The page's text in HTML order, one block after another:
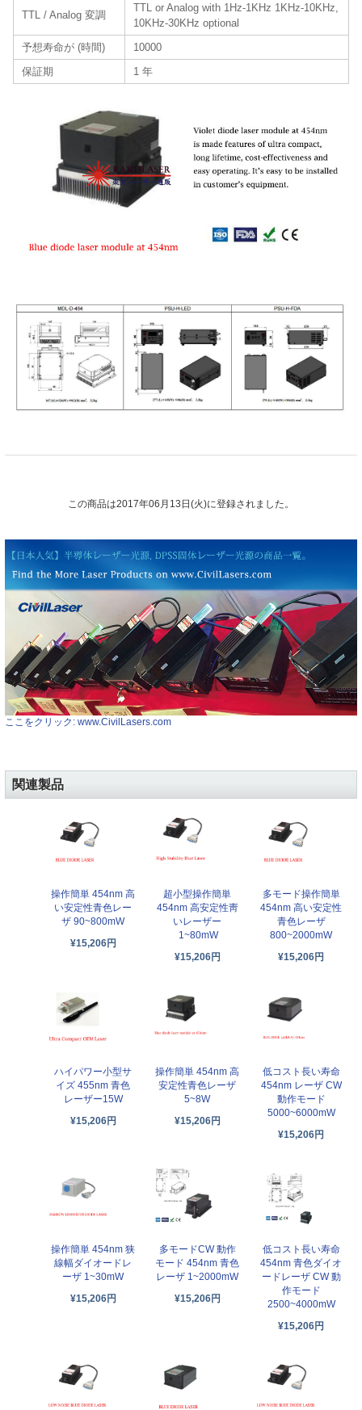
TTL / Analog 変調
TTL or Analog with 1Hz-1KHz 1KHz-10KHz,
10KHz-30KHz optional
予想寿命が (時間)
10000
保証期
1 年
この商品は2017年06月13日(火)に登録されました。
ここをクリック: www.CivilLasers.com
関連製品
操作簡単 454nm 高
い安定性青色レー
ザ 90~800mW
¥15,206円
超小型操作簡単
454nm 高安定性靑
いレーザー
1~80mW
¥15,206円
多モード操作簡単
454nm 高い安定性
青色レーザ
800~2000mW
¥15,206円
ハイパワー小型サ
イズ 455nm 青色
レーザー15W
¥15,206円
操作簡単 454nm 高
安定性青色レーザ
5~8W
¥15,206円
低コスト長い寿命
454nm レーザ CW
動作モード
5000~6000mW
¥15,206円
操作簡単 454nm 狭
線幅ダイオードレ
ーザ 1~30mW
¥15,206円
多モードCW 動作
モード 454nm 青色
レーザ 1~2000mW
¥15,206円
低コスト長い寿命
454nm 青色ダイオ
ードレーザ CW 動
作モード
2500~4000mW
¥15,206円